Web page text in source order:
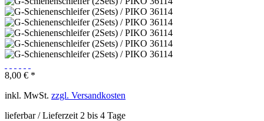
8,00 € *
inkl. MwSt. zzgl. Versandkosten
lieferbar / Lieferzeit 2 bis 4 Tage